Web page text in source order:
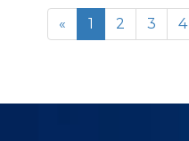
« 1 2 3 4